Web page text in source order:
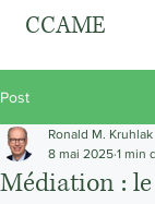
CCAME
Post
Médiation :
Ronald M. Kruhlak
8 mai 2025 1 min